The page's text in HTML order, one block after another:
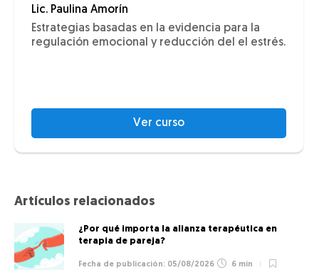
Lic. Paulina Amorín
Estrategias basadas en la evidencia para la
regulación emocional y reducción del el estrés.
Ver curso
Artículos relacionados
¿Por qué importa la alianza terapéutica en
terapia de pareja?
05/08/2026 6 min